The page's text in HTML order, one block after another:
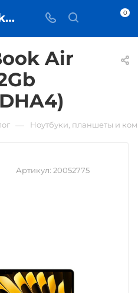
Apple MacBook Air 13" M5 16/512Gb Starlight (MDHA4) • купить в Самаре - iЧехол 0
Air
Ноутбуки, планшеты и
Артикул: 20052775